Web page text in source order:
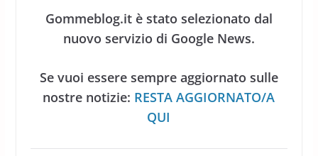
Gommeblog.it è stato selezionato dal
nuovo servizio di Google News.
Se vuoi essere sempre aggiornato sulle
nostre notizie: RESTA AGGIORNATO/A
QUI